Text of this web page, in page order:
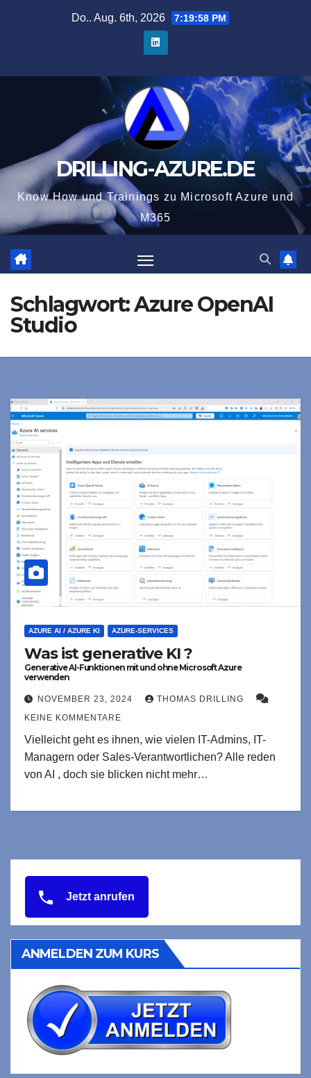
Do.. Aug. 6th, 2026 7:19:59 PM
DRILLING-AZURE.DE
Know How und Trainings zu Microsoft Azure und
M365
Schlagwort:Azure OpenAI
Studio
AZURE AI / AZURE KI AZURE-SERVICES
Was ist generative KI ?
Generative AI-Funktionen mit und ohne Microsoft Azure
verwenden
NOVEMBER 23, 2024
THOMAS DRILLING
KEINE KOMMENTARE
Vielleicht geht es ihnen, wie vielen IT-Admins, IT-
Managern oder Sales-Verantwortlichen? Alle reden
von AI , doch sie blicken nicht mehr…
Jetzt anrufen
ANMELDEN ZUM KURS